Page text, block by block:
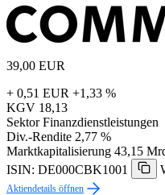
39,00 EUR
+ 0,51 EUR +1,33 %
KGV 18,13
Sektor Finanzdienstleistungen
Div.-Rendite 2,77 %
Marktkapitalisierung 43,15
ISIN: DE000CBK1001
Aktiendetails öffnen